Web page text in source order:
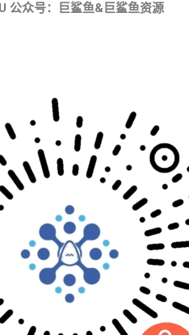
公众号：巨鲨鱼&巨鲨鱼资源